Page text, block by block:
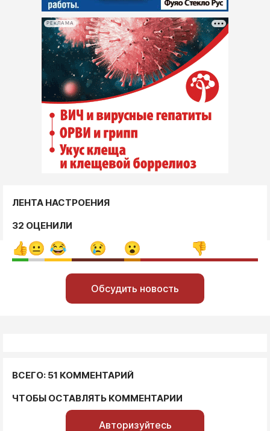
РЕКЛАМА
ЛЕНТА НАСТРОЕНИЯ
32 ОЦЕНИЛИ
Обсудить новость
ВСЕГО: 51 КОММЕНТАРИЙ
ЧТОБЫ ОСТАВЛЯТЬ КОММЕНТАРИИ
Авторизуйтесь